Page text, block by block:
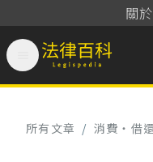
關
法律百科
所有文章 / 消費‧借